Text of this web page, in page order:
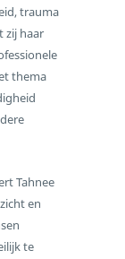
trauma
zij haar
thema
Tahnee
en
te